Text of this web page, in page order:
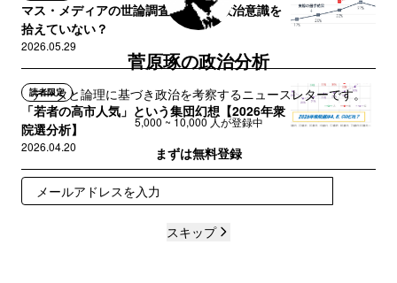
マス・メディアの世論調査は若者の政治意識を
拾えていない？
2026.05.29
読者限定
「若者の高市人気」という集団幻想【2026年衆
院選分析】
2026.04.20
菅原琢の政治分析
データと論理に基づき政治を考察するニュースレターです。
5,000 ~ 10,000 人が登録中
まずは無料登録
スキップ